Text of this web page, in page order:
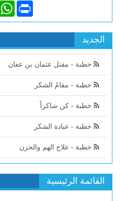
Print
الجديد
خطبة - مقتل عثمان بن عفان
خطبة - مقامُ الشكر
خطبة - كن شاكراً
خطبة - عبادة الشكر
خطبة - علاج الهم والحزن
القائمة الرئيسية